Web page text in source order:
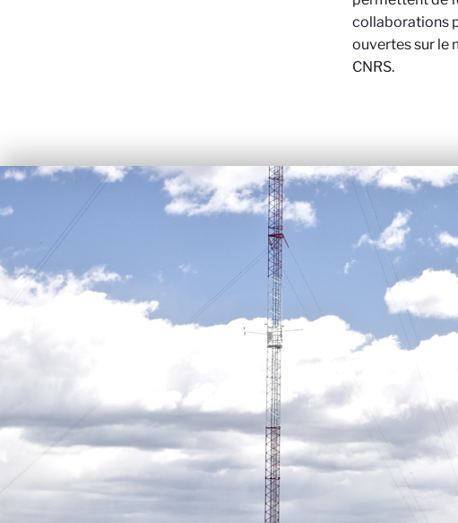
collaborations
ouvertes sur le
CNRS.